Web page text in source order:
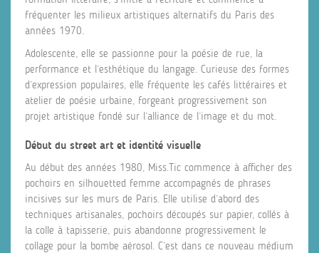
fréquenter les milieux artistiques alternatifs du Paris des
années 1970.
Adolescente, elle se passionne pour la poésie de rue, la
performance et l’esthétique du langage. Curieuse des formes
d’expression populaires, elle fréquente les cafés littéraires et
atelier de poésie urbaine, forgeant progressivement son
projet artistique fondé sur l’alliance de l’image et du mot.
Début du street art et identité visuelle
Au début des années 1980, Miss.Tic commence à afficher des
pochoirs en silhouetted femme accompagnés de phrases
incisives sur les murs de Paris. Elle utilise d’abord des
techniques artisanales, pochoirs découpés sur papier, collés à
la colle à tapisserie, puis abandonne progressivement le
collage pour la bombe aérosol. C’est dans ce nouveau médium